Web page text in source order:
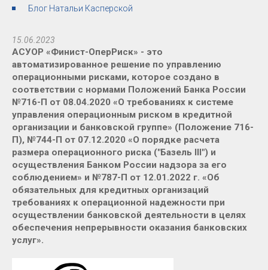
Блог Натальи Касперской
15.06.2023
АСУОР «Финист-ОперРиск» - это
автоматизированное решение по управлению
операционными рисками, которое создано в
соответствии с нормами Положений Банка России
№716-П от 08.04.2020 «О требованиях к системе
управления операционным риском в кредитной
организации и банковской группе» (Положение 716-
П), №744-П от 07.12.2020 «О порядке расчета
размера операционного риска ("Базель III") и
осуществления Банком России надзора за его
соблюдением» и №787-П от 12.01.2022 г. «Об
обязательных для кредитных организаций
требованиях к операционной надежности при
осуществлении банковской деятельности в целях
обеспечения непрерывности оказания банковских
услуг».